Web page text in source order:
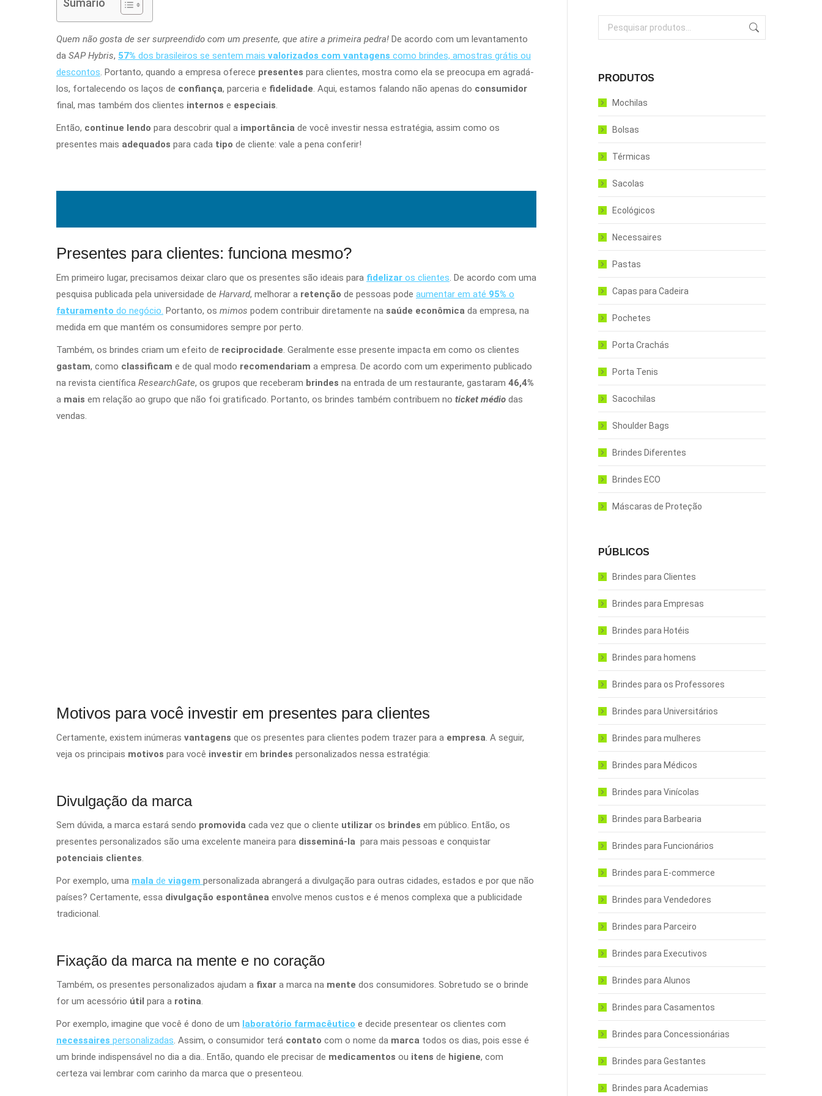
Sumário
Quem não gosta de ser surpreendido com um presente, que atire a primeira pedra! De acordo com um levantamento
da SAP Hybris, 57% dos brasileiros se sentem mais valorizados com vantagens como brindes, amostras grátis ou
descontos. Portanto, quando a empresa oferece presentes para clientes, mostra como ela se preocupa em agradá-
los, fortalecendo os laços de confiança, parceria e fidelidade. Aqui, estamos falando não apenas do consumidor
final, mas também dos clientes internos e especiais.
Então, continue lendo para descobrir qual a importância de você investir nessa estratégia, assim como os
presentes mais adequados para cada tipo de cliente: vale a pena conferir!
Presentes para clientes: funciona mesmo?
Em primeiro lugar, precisamos deixar claro que os presentes são ideais para fidelizar os clientes. De acordo com uma
pesquisa publicada pela universidade de Harvard, melhorar a retenção de pessoas pode aumentar em até 95% o
faturamento do negócio. Portanto, os mimos podem contribuir diretamente na saúde econômica da empresa, na
medida em que mantém os consumidores sempre por perto.
Também, os brindes criam um efeito de reciprocidade. Geralmente esse presente impacta em como os clientes
gastam, como classificam e de qual modo recomendariam a empresa. De acordo com um experimento publicado
na revista científica ResearchGate, os grupos que receberam brindes na entrada de um restaurante, gastaram 46,4%
a mais em relação ao grupo que não foi gratificado. Portanto, os brindes também contribuem no ticket médio das
vendas.
Motivos para você investir em presentes para clientes
Certamente, existem inúmeras vantagens que os presentes para clientes podem trazer para a empresa. A seguir,
veja os principais motivos para você investir em brindes personalizados nessa estratégia:
Divulgação da marca
Sem dúvida, a marca estará sendo promovida cada vez que o cliente utilizar os brindes em público. Então, os
presentes personalizados são uma excelente maneira para disseminá-la para mais pessoas e conquistar
potenciais clientes.
Por exemplo, uma mala de viagem personalizada abrangerá a divulgação para outras cidades, estados e por que não
países? Certamente, essa divulgação espontânea envolve menos custos e é menos complexa que a publicidade
tradicional.
Fixação da marca na mente e no coração
Também, os presentes personalizados ajudam a fixar a marca na mente dos consumidores. Sobretudo se o brinde
for um acessório útil para a rotina.
Por exemplo, imagine que você é dono de um laboratório farmacêutico e decide presentear os clientes com
necessaires personalizadas. Assim, o consumidor terá contato com o nome da marca todos os dias, pois esse é
um brinde indispensável no dia a dia.. Então, quando ele precisar de medicamentos ou itens de higiene, com
certeza vai lembrar com carinho da marca que o presenteou.
PRODUTOS
Mochilas
Bolsas
Térmicas
Sacolas
Ecológicos
Necessaires
Pastas
Capas para Cadeira
Pochetes
Porta Crachás
Porta Tenis
Sacochilas
Shoulder Bags
Brindes Diferentes
Brindes ECO
Máscaras de Proteção
PÚBLICOS
Brindes para Clientes
Brindes para Empresas
Brindes para Hotéis
Brindes para homens
Brindes para os Professores
Brindes para Universitários
Brindes para mulheres
Brindes para Médicos
Brindes para Vinícolas
Brindes para Barbearia
Brindes para Funcionários
Brindes para E-commerce
Brindes para Vendedores
Brindes para Parceiro
Brindes para Executivos
Brindes para Alunos
Brindes para Casamentos
Brindes para Concessionárias
Brindes para Gestantes
Brindes para Academias